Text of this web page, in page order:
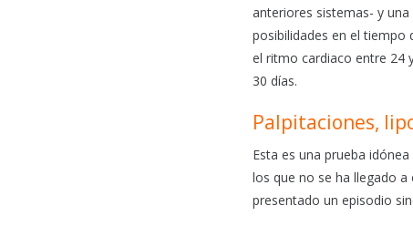
anteriores sistemas- y
posibilidades en el tiempo
el ritmo cardiaco entre 24
30 días.
Palpitaciones,
Esta es una prueba
los que no se ha llegado
presentado un episodio